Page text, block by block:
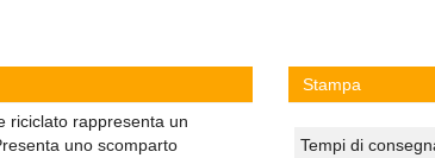
riciclato rappresenta un
uno scomparto
Stampa
Tempi di